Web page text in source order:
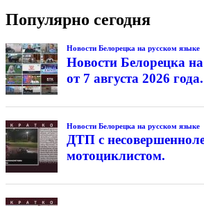
Популярно сегодня
Новости Белорецка на русском языке
Новости Белорецка
от 7 августа 2026
Новости Белорецка на русском языке
ДТП с
мотоциклистом.